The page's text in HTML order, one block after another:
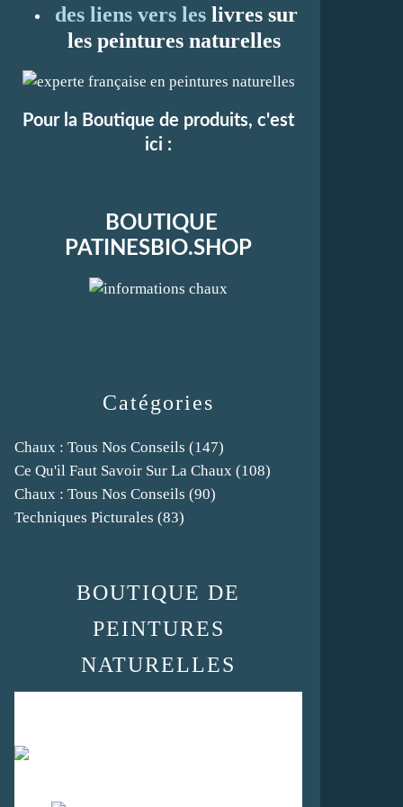
Catégories
Chaux : Tous Nos Conseils (147)
Ce Qu'il Faut Savoir Sur La Chaux (108)
Chaux : Tous Nos Conseils (90)
Techniques Picturales (83)
des liens vers les livres sur
les peintures naturelles
Pour la Boutique de produits, c'est
ici :
BOUTIQUE
PATINESBIO.SHOP
BOUTIQUE DE
PEINTURES
NATURELLES